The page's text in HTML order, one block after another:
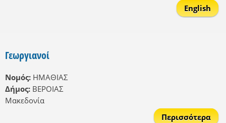
English
Γεωργιανοί
Νομός: ΗΜΑΘΙΑΣ
Δήμος: ΒΕΡΟΙΑΣ
Μακεδονία
Περισσότερα